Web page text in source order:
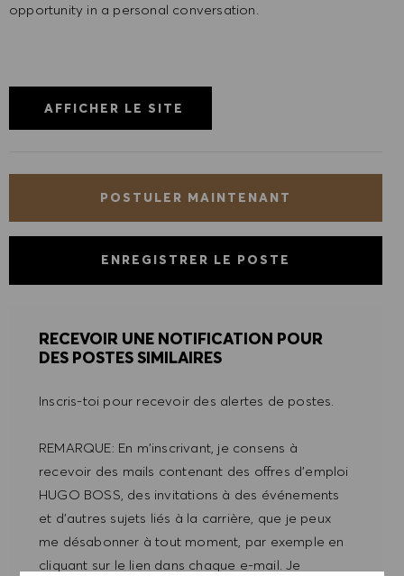
opportunity in a personal conversation.
AFFICHER LE SITE
POSTULER MAINTENANT
ENREGISTRER LE POSTE
RECEVOIR UNE NOTIFICATION POUR
DES POSTES SIMILAIRES
Inscris-toi pour recevoir des alertes de postes.
REMARQUE: En m'inscrivant, je consens à
recevoir des mails contenant des offres d'emploi
HUGO BOSS, des invitations à des événements
et d'autres sujets liés à la carrière, que je peux
me désabonner à tout moment, par exemple en
cliquant sur le lien dans chaque e-mail. Je